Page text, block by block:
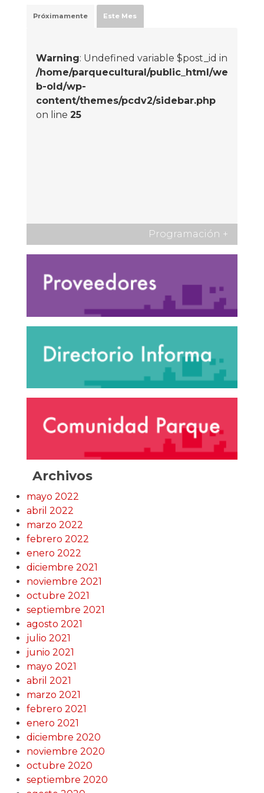
Próximamente Este Mes
Warning: Undefined variable $post_id in
/home/parquecultural/public_html/we
b-old/wp-
content/themes/pcdv2/sidebar.php
on line 25
Programación +
Archivos
mayo 2022
abril 2022
marzo 2022
febrero 2022
enero 2022
diciembre 2021
noviembre 2021
octubre 2021
septiembre 2021
agosto 2021
julio 2021
junio 2021
mayo 2021
abril 2021
marzo 2021
febrero 2021
enero 2021
diciembre 2020
noviembre 2020
octubre 2020
septiembre 2020